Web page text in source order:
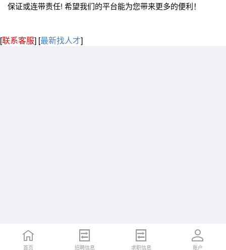
保证或连带责任! 希望我们的平台能为您带来更多的便利！
[联系客服] [最新找人才]
首页 招聘信息 求职信息 账户